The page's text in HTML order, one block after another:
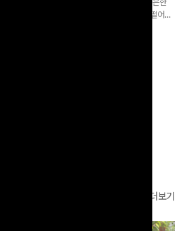
[바스락소재💙/8부기장]사이드 버튼 디테일이 은은한
포인트가 되어주는 와이드 팬츠입니다. 여유롭게 떨어지
더보기